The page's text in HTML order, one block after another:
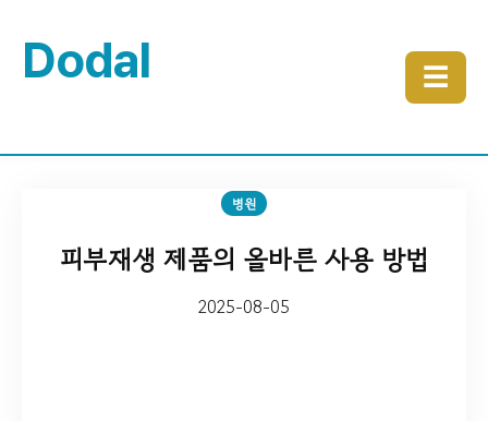
Dodal ☰
병원
피부재생 제품의 올바른 사용 방법
2025-08-05